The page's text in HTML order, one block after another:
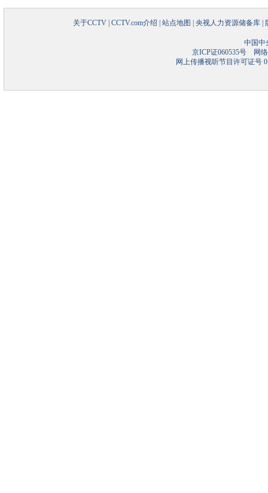
关于CCTV CCTV.com介绍 站点地图 央视人力资源储备库
中国中
京ICP证060535号网络
网上传播视听节目许可证号